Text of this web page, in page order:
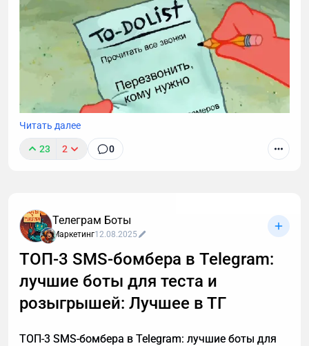
Транскрибация преобразует разговоры в текст,
позволяя находить любые устные договоренности
буквально за секунды. Рассказываю принцип
работы этой технологии, способы ее применения. А
также — как настроить автоматическую
расшифровку, даже если вы не разбираетесь в
технике.
Читать далее
23 2 0
Телеграм Боты
Маркетинг12.08.2025
ТОП-3 SMS-бомбера в Telegram:
лучшие боты для теста и
розыгрышей: Лучшее в ТГ
ТОП-3 SMS-бомбера в Telegram: лучшие боты для